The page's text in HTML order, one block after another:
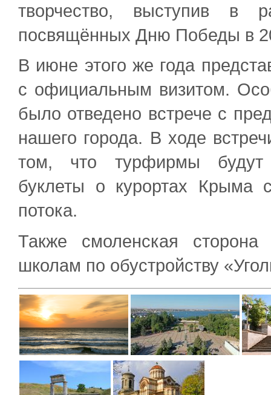
творчество, выступив в
посвящённых Дню Победы в
В июне этого же года
с официальным визитом.
было отведено встрече с
нашего города. В ходе
том, что турфирмы будут
буклеты о курортах Крыма
потока.
Также смоленская сторона
школам по обустройству